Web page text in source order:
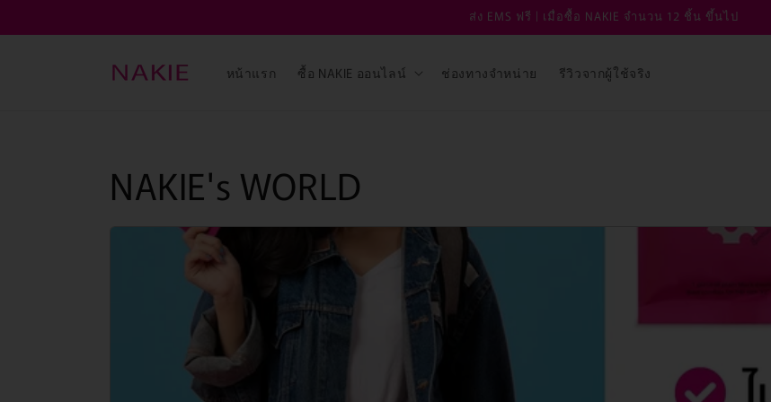
เนื้อหา
ส่ง EMS ฟรี | เมื่อซื้อ NAKIE จำนวน 12 ชิ้น ขึ้นไป
หน้าแรก ซื้อ NAKIE ออนไลน์ ช่องทางจำหน่าย รีวิวจากผู้ใช้จริง
NAKIE's WORLD